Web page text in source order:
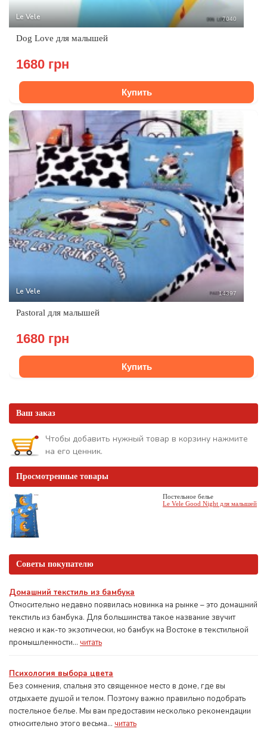
Le Vele 7040
Dog Love для малышей
1680 грн
Купить
Le Vele 14397
Pastoral для малышей
1680 грн
Купить
Ваш заказ
Чтобы добавить нужный товар в корзину нажмите
на его ценник.
Просмотренные товары
Постельное белье
Le Vele Good Night для малышей
Советы покупателю
Домашний текстиль из бамбука
Относительно недавно появилась новинка на рынке – это домашний
текстиль из бамбука. Для большинства такое название звучит
неясно и как-то экзотически, но бамбук на Востоке в текстильной
промышленности... читать
Психология выбора цвета
Без сомнения, спальня это священное место в доме, где вы
отдыхаете душой и телом. Поэтому важно правильно подобрать
постельное белье. Мы вам предоставим несколько рекомендации
относительно этого весьма... читать